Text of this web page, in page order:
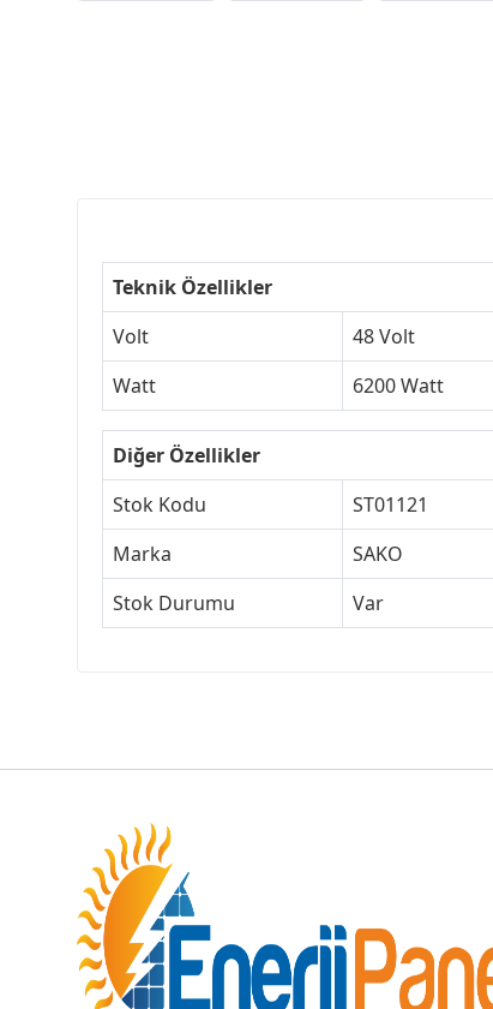
Teknik Özellikler
Volt
48 Volt
Watt
6200 Watt
Diğer Özellikler
Stok Kodu
ST01121
Marka
SAKO
Stok Durumu
Var